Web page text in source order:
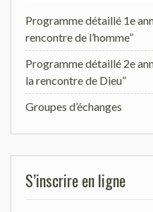
Programme détaillé 1e
rencontre de l’homme”
Programme détaillé 2e
la rencontre de Dieu”
Groupes d’échanges
S’inscrire en ligne